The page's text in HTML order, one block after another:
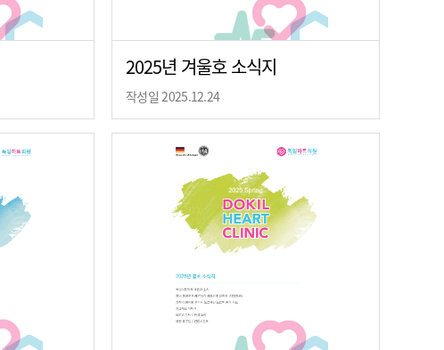
2025년 겨울호 소식지
작성일 2025.12.24